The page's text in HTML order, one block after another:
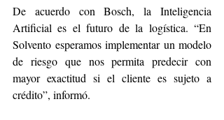
De acuerdo con Bosch, la Inteligencia
Artificial es el futuro de la logística. “En
Solvento esperamos implementar un modelo
de riesgo que nos permita predecir con
mayor exactitud si el cliente es sujeto a
crédito”, informó.